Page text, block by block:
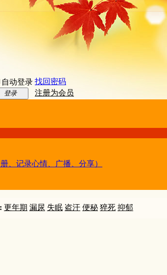
自动登录 找回密码
登录
注册为会员
、记录心情、广播、分享）
更年期 漏尿 失眠 盗汗 便秘 猝死 抑郁